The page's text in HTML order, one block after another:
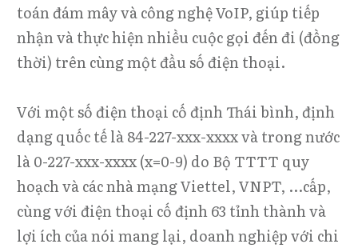
toán đám mây và công nghệ VoIP, giúp tiếp
nhận và thực hiện nhiều cuộc gọi đến đi (đồng
thời) trên cùng một đầu số điện thoại.
Với một số điện thoại cố định Thái bình, định
dạng quốc tế là 84-227-xxx-xxxx và trong nước
là 0-227-xxx-xxxx (x=0-9) do Bộ TTTT quy
hoạch và các nhà mạng Viettel, VNPT, ...cấp,
cùng với điện thoại cố định 63 tỉnh thành và
lợi ích của nói mang lại, doanh nghiệp với chi